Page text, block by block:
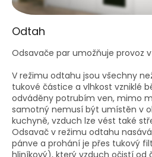
Odtah
Odsavače par umožňuje provoz
V režimu odtahu jsou všechny
tukové částice a vlhkost vzniklé
odváděny potrubím ven, mimo
samotný nemusí být umístěn v
kuchyně, vzduch lze vést také
Odsavač v režimu odtahu
pánve a prohání je přes tukový
hliníkový), který vzduch očistí od